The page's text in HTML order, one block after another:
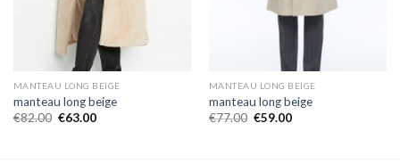
MANTEAU LONG BEIGE
manteau long beige
€82.00 €63.00
MANTEAU LONG BEIGE
manteau long beige
€77.00 €59.00